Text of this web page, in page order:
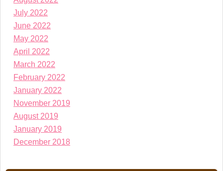
July 2022
June 2022
May 2022
April 2022
March 2022
February 2022
January 2022
November 2019
August 2019
January 2019
December 2018